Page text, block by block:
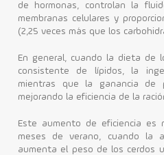
de hormonas, controlan la
membranas celulares y
(2,25 veces más que los
En general, cuando la dieta de
consistente de lípidos, la
mientras que la ganancia de
mejorando la eficiencia de la
Este aumento de eficiencia es
meses de verano, cuando la
aumenta el peso de los cerdos